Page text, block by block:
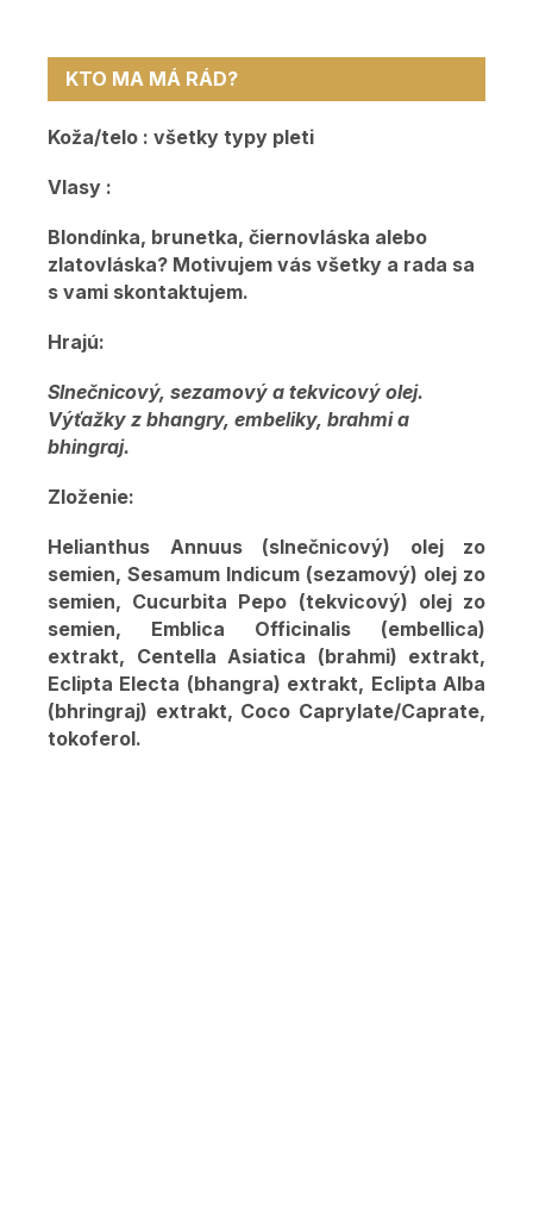
KTO MA MÁ RÁD?
Koža/telo : všetky typy pleti
Vlasy :
Blondínka, brunetka, čiernovláska alebo
zlatovláska? Motivujem vás všetky a rada sa
s vami skontaktujem.
Hrajú:
Slnečnicový, sezamový a tekvicový olej.
Výťažky z bhangry, embeliky, brahmi a
bhingraj.
Zloženie:
Helianthus Annuus (slnečnicový) olej zo
semien, Sesamum Indicum (sezamový) olej zo
semien, Cucurbita Pepo (tekvicový) olej zo
semien, Emblica Officinalis (embellica)
extrakt, Centella Asiatica (brahmi) extrakt,
Eclipta Electa (bhangra) extrakt, Eclipta Alba
(bhringraj) extrakt, Coco Caprylate/Caprate,
tokoferol.